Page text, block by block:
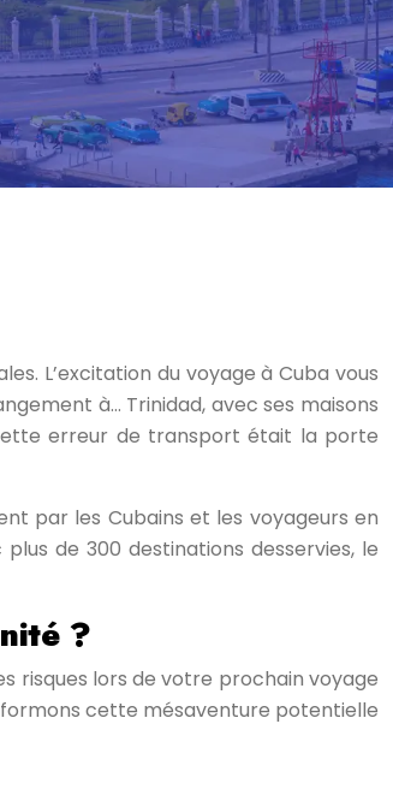
L’excitation du voyage à Cuba vous
à… Trinidad, avec ses maisons
erreur de transport était la porte
par les Cubains et les voyageurs en
de 300 destinations desservies, le
?
risques lors de votre prochain voyage
cette mésaventure potentielle